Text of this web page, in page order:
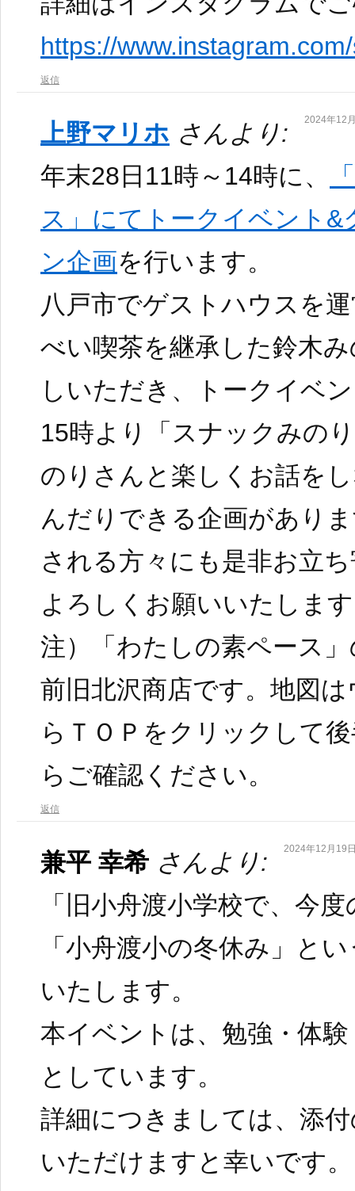
https://
返信
上野マリホ さんより: 2024年12
年末28日11時～14時に、
ス」にてトークイベント&
ン企画を行います。
八戸市でゲストハウスを
べい喫茶を継承した鈴木
しいただき、トークイベ
15時より「スナックみの
のりさんと楽しくお話を
んだりできる企画があり
される方々にも是非お立
よろしくお願いいたしま
注）「わたしの素ペース
前旧北沢商店です。地図
らＴＯＰをクリックして
らご確認ください。
返信
兼平 幸希 さんより: 2024年12月19
「旧小舟渡小学校で、今
「小舟渡小の冬休み」と
いたします。
本イベントは、勉強・体
としています。
詳細につきましては、添
いただけますと幸いです。